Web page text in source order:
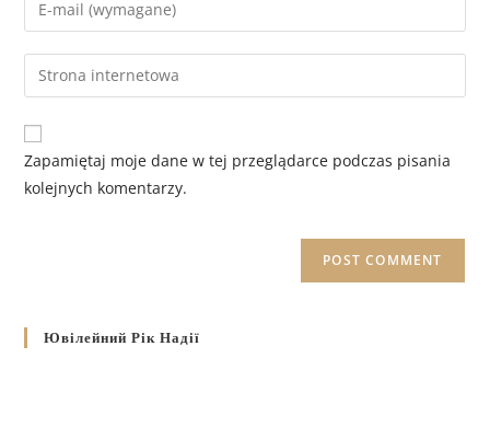
Zapamiętaj moje dane w tej przeglądarce podczas pisania
kolejnych komentarzy.
Ювілейний Рік Надії